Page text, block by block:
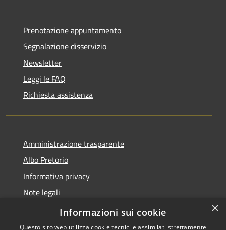
Prenotazione appuntamento
Segnalazione disservizio
Newsletter
Leggi le FAQ
Richiesta assistenza
Amministrazione trasparente
Albo Pretorio
Informativa privacy
Note legali
Dichiarazione di accessibilità
×
Informazioni sui cookie
Questo sito web utilizza cookie tecnici e assimilati strettamente